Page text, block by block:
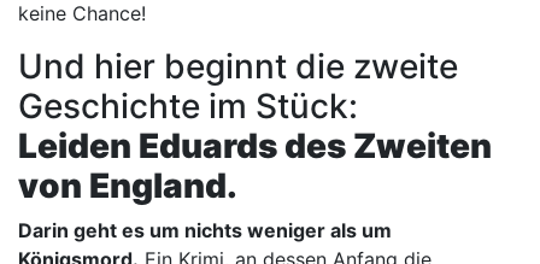
keine Chance!
Und hier beginnt die zweite
Geschichte im Stück:
Leiden Eduards des Zweiten
von England.
Darin geht es um nichts weniger als um